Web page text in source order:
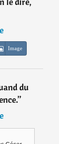
Image
du
”